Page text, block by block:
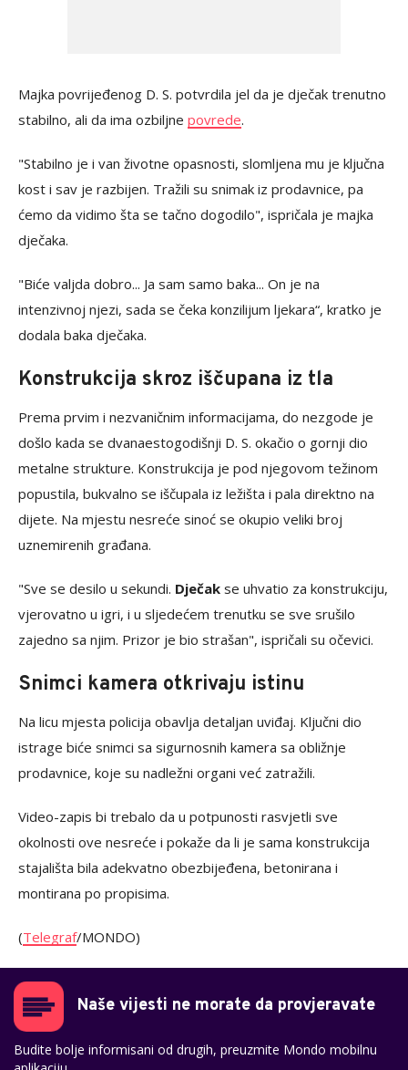
Majka povrijeđenog D. S. potvrdila jel da je dječak trenutno
stabilno, ali da ima ozbiljne povrede.
"Stabilno je i van životne opasnosti, slomljena mu je ključna
kost i sav je razbijen. Tražili su snimak iz prodavnice, pa
ćemo da vidimo šta se tačno dogodilo", ispričala je majka
dječaka.
"Biće valjda dobro... Ja sam samo baka... On je na
intenzivnoj njezi, sada se čeka konzilijum ljekara“, kratko je
dodala baka dječaka.
Konstrukcija skroz iščupana iz tla
Prema prvim i nezvaničnim informacijama, do nezgode je
došlo kada se dvanaestogodišnji D. S. okačio o gornji dio
metalne strukture. Konstrukcija je pod njegovom težinom
popustila, bukvalno se iščupala iz ležišta i pala direktno na
dijete. Na mjestu nesreće sinoć se okupio veliki broj
uznemirenih građana.
"Sve se desilo u sekundi. Dječak se uhvatio za konstrukciju,
vjerovatno u igri, i u sljedećem trenutku se sve srušilo
zajedno sa njim. Prizor je bio strašan", ispričali su očevici.
Snimci kamera otkrivaju istinu
Na licu mjesta policija obavlja detaljan uviđaj. Ključni dio
istrage biće snimci sa sigurnosnih kamera sa obližnje
prodavnice, koje su nadležni organi već zatražili.
Video-zapis bi trebalo da u potpunosti rasvjetli sve
okolnosti ove nesreće i pokaže da li je sama konstrukcija
stajališta bila adekvatno obezbijeđena, betonirana i
montirana po propisima.
(Telegraf/MONDO)
Naše vijesti ne morate da provjeravate
Budite bolje informisani od drugih, preuzmite Mondo mobilnu